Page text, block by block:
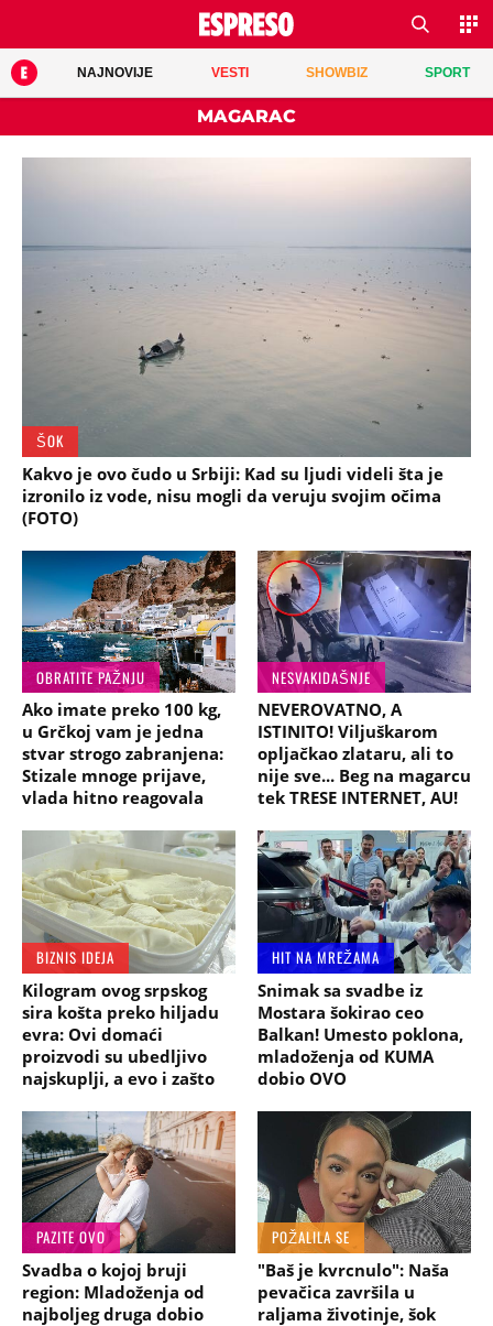
NAJNOVIJE VESTI SHOWBIZ SPORT
MAGARAC
ŠOK
Kakvo je ovo čudo u Srbiji: Kad su ljudi videli šta je
izronilo iz vode, nisu mogli da veruju svojim očima
(FOTO)
OBRATITE PAŽNJU
Ako imate preko 100 kg,
u Grčkoj vam je jedna
stvar strogo zabranjena:
Stizale mnoge prijave,
vlada hitno reagovala
NESVAKIDAŠNJE
NEVEROVATNO, A
ISTINITO! Viljuškarom
opljačkao zlataru, ali to
nije sve... Beg na magarcu
tek TRESE INTERNET, AU!
BIZNIS IDEJA
Kilogram ovog srpskog
sira košta preko hiljadu
evra: Ovi domaći
proizvodi su ubedljivo
najskuplji, a evo i zašto
HIT NA MREŽAMA
Snimak sa svadbe iz
Mostara šokirao ceo
Balkan! Umesto poklona,
mladoženja od KUMA
dobio OVO
PAZITE OVO
Svadba o kojoj bruji
region: Mladoženja od
najboljeg druga dobio
POŽALILA SE
"Baš je kvrcnulo": Naša
pevačica završila u
raljama životinje, šok